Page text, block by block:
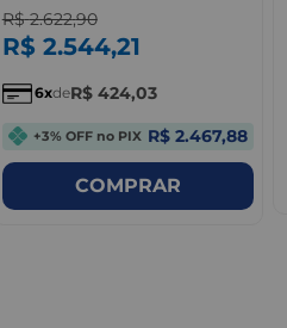
R$ 2.622,90
R$ 2.544,21
6 deR$ 424,03
+3% OFF no PIX R$ 2.467,88
COMPRAR